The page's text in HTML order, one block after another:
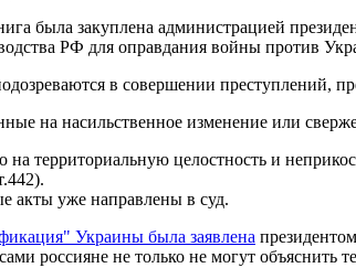
была закуплена администрацией
РФ для оправдания войны против
в совершении преступлений,
на насильственное изменение или
на территориальную целостность и
акты уже направлены в суд.
Украины была заявлена
россияне не только не могут